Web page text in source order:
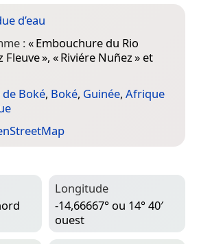
d’eau
:«Embouchure du Rio
Fleuve», «Riviére Nuñez» et
Boké, Boké, Guinée, Afrique
Longitude
-14,66667° ou 14° 40′
ouest